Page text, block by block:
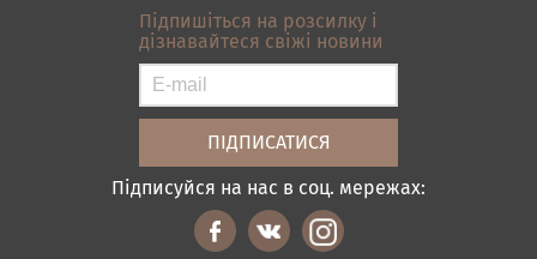
Контакти
Карта сайту
Умови покупки
Підпишіться на розсилку і
дізнавайтеся свіжі новини
Підписуйся на нас в соц. мережах: